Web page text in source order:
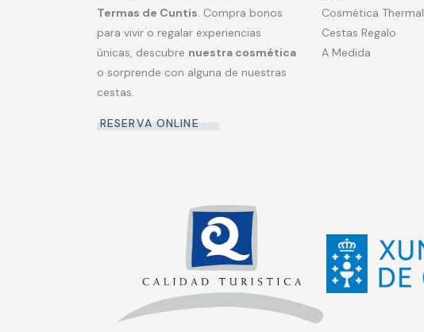
Termas de Cuntis. Compra bonos
para vivir o regalar experiencias
únicas, descubre nuestra cosmética
o sorprende con alguna de nuestras
cestas.
RESERVA ONLINE
Cosmética Thermal
Cestas Regalo
A Medida